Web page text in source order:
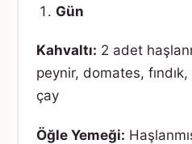
Gün
Kahvaltı: 2 adet
peynir, domates,
çay
Öğle Yemeği: